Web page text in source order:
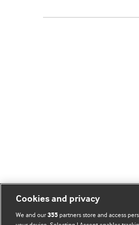
Cookies and privacy
We and our355 partners store and access